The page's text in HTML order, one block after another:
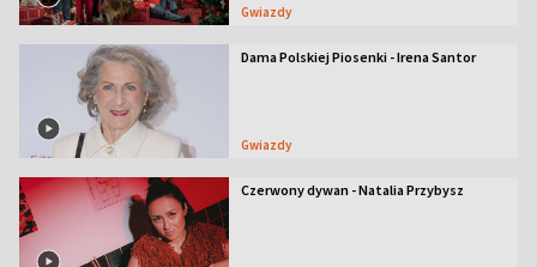
Gwiazdy
Dama Polskiej Piosenki - Irena Santor
Gwiazdy
Czerwony dywan - Natalia Przybysz